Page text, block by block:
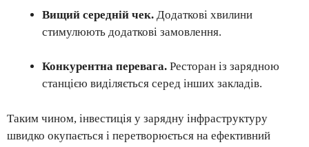
Вищий середній чек. Додаткові хвилини
стимулюють додаткові замовлення.
Конкурентна перевага. Ресторан із зарядною
станцією виділяється серед інших закладів.
Таким чином, інвестиція у зарядну інфраструктуру
швидко окупається і перетворюється на ефективний